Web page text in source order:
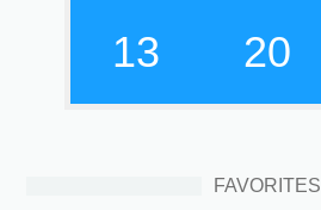
13 20
FAVORITES